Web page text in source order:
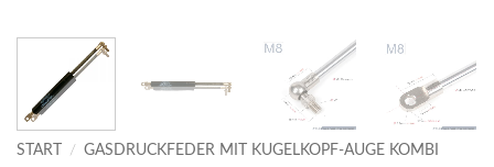
START / GASDRUCKFEDER MIT KUGELKOPF-AUGE KOMBI